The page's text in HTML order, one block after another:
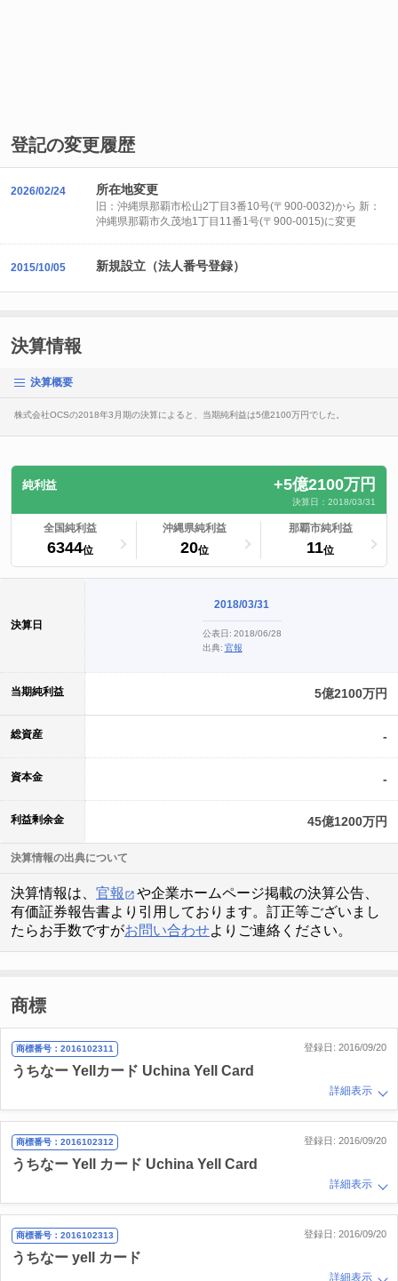
登記の変更履歴
2026/02/24 所在地変更
旧：沖縄県那覇市松山2丁目3番10号(〒900-0032)から 新：
沖縄県那覇市久茂地1丁目11番1号(〒900-0015)に変更
2015/10/05 新規設立（法人番号登録）
決算情報
決算概要
株式会社OCSの2018年3月期の決算によると、当期純利益は5億2100万円でした。
純利益 +5億2100万円
決算日：2018/03/31
全国純利益
6344位
ランキングへ 沖縄県純利益
20位
ランキングへ 那覇市純利益
11位
ランキングへ
2018/03/31
公表日: 2018/06/28
出典: 官報
5億2100万円
-
-
45億1200万円
決算日
当期純利益
総資産
資本金
利益剰余金
決算情報の出典について
決算情報は、 官報
や企業ホームページ掲載の決算公告、
有価証券報告書より引用しております。訂正等ございまし
たらお手数ですがお問い合わせよりご連絡ください。
商標
登録日: 2016/09/20
商標番号：2016102311
うちなー Yellカード Uchina Yell Card
詳細表示
登録日: 2016/09/20
商標番号：2016102312
うちなー Yell カード Uchina Yell Card
詳細表示
登録日: 2016/09/20
商標番号：2016102313
うちなー yell カード
詳細表示